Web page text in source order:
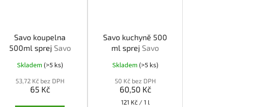
Savo koupelna
500ml sprej Savo
sprej
Skladem (>5 ks)
53,72 Kč bez DPH
65 Kč
Savo kuchyně 500
ml sprej Savo
sprej
Skladem (>5 ks)
50 Kč bez DPH
60,50 Kč
Měrná
121 Kč / 1 l